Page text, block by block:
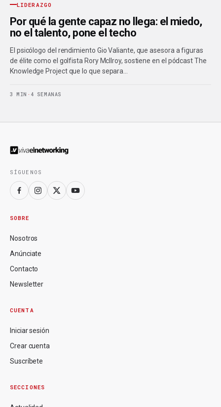
LIDERAZGO
Por qué la gente capaz no llega: el miedo,
no el talento, pone el techo
El psicólogo del rendimiento Gio Valiante, que asesora a figuras
de élite como el golfista Rory McIlroy, sostiene en el pódcast The
Knowledge Project que lo que separa…
3 MIN · 4 SEMANAS
SÍGUENOS
SOBRE
Nosotros
Anúnciate
Contacto
Newsletter
CUENTA
Iniciar sesión
Crear cuenta
Suscríbete
SECCIONES